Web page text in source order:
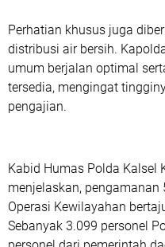
Perhatian khusus juga
distribusi air bersih.
umum berjalan optimal
tersedia, mengingat
pengajian.
Kabid Humas Polda Kalsel
menjelaskan,
Operasi Kewilayahan
Sebanyak 3.099 personel